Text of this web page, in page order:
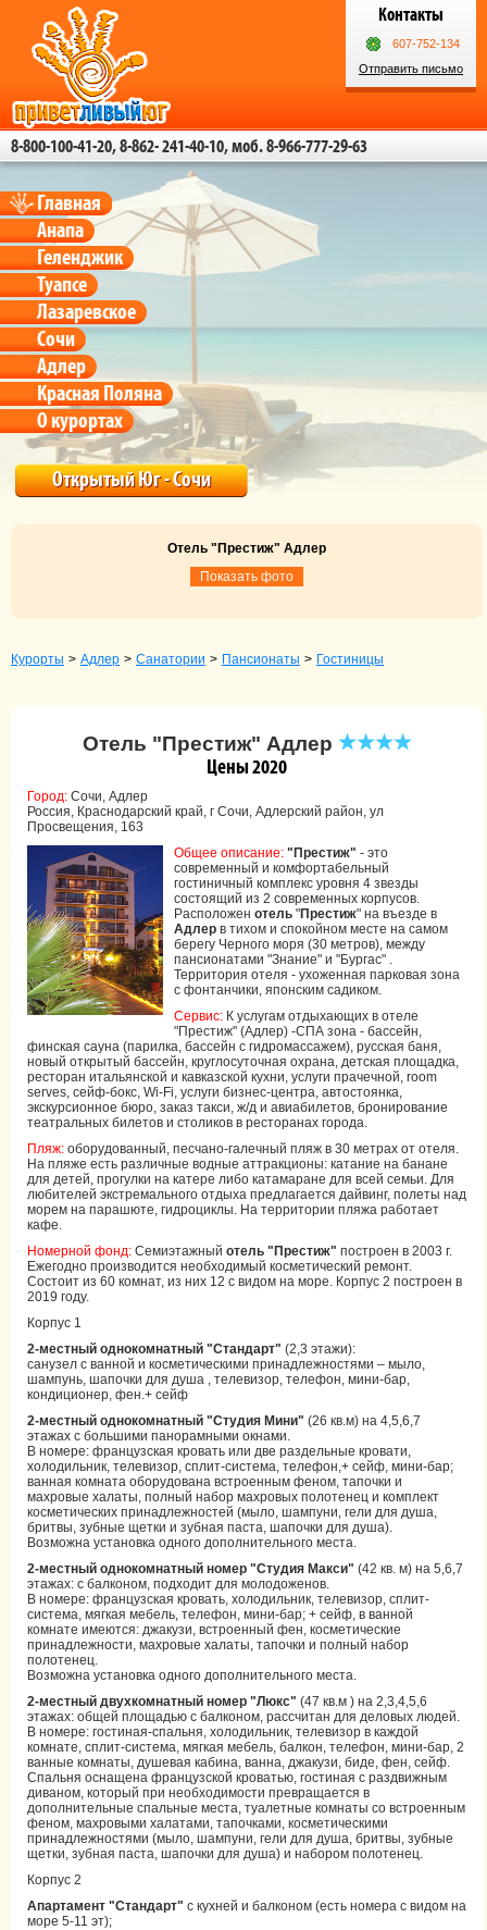
Контакты
607-752-134
Отправить письмо
8-800-100-41-20, 8-862- 241-40-10, моб. 8-966-777-29-63
Главная
Анапа
Геленджик
Туапсе
Лазаревское
Сочи
Адлер
Красная Поляна
О курортах
Открытый Юг - Сочи
Отель "Престиж" Адлер
Показать фото
Курорты > Адлер > Санатории > Пансионаты > Гостиницы
Отель "Престиж" Адлер
Цены 2020
Город: Сочи, Адлер
Россия, Краснодарский край, г Сочи, Адлерский район, ул
Просвещения, 163
Общее описание: "Престиж" - это
современный и комфортабельный
гостиничный комплекс уровня 4 звезды
состоящий из 2 современных корпусов.
Расположен отель "Престиж" на въезде в
Адлер в тихом и спокойном месте на самом
берегу Черного моря (30 метров), между
пансионатами "Знание" и "Бургас" .
Территория отеля - ухоженная парковая зона
с фонтанчики, японским садиком.
Сервис: К услугам отдыхающих в отеле
"Престиж" (Адлер) -СПА зона - бассейн,
финская сауна (парилка, бассейн с гидромассажем), русская баня,
новый открытый бассейн, круглосуточная охрана, детская площадка,
ресторан итальянской и кавказской кухни, услуги прачечной, room
serves, сейф-бокс, Wi-Fi, услуги бизнес-центра, автостоянка,
экскурсионное бюро, заказ такси, ж/д и авиабилетов, бронирование
театральных билетов и столиков в ресторанах города.
Пляж: оборудованный, песчано-галечный пляж в 30 метрах от отеля.
На пляже есть различные водные аттракционы: катание на банане
для детей, прогулки на катере либо катамаране для всей семьи. Для
любителей экстремального отдыха предлагается дайвинг, полеты над
морем на парашюте, гидроциклы. На территории пляжа работает
кафе.
Номерной фонд: Семиэтажный отель "Престиж" построен в 2003 г.
Ежегодно производится необходимый косметический ремонт.
Состоит из 60 комнат, из них 12 с видом на море. Корпус 2 построен в
2019 году.
Корпус 1
2-местный однокомнатный "Стандарт" (2,3 этажи):
санузел с ванной и косметическими принадлежностями – мыло,
шампунь, шапочки для душа , телевизор, телефон, мини-бар,
кондиционер, фен.+ сейф
2-местный однокомнатный "Студия Мини" (26 кв.м) на 4,5,6,7
этажах с большими панорамными окнами.
В номере: французская кровать или две раздельные кровати,
холодильник, телевизор, сплит-система, телефон,+ сейф, мини-бар;
ванная комната оборудована встроенным феном, тапочки и
махровые халаты, полный набор махровых полотенец и комплект
косметических принадлежностей (мыло, шампуни, гели для душа,
бритвы, зубные щетки и зубная паста, шапочки для душа).
Возможна установка одного дополнительного места.
2-местный однокомнатный номер "Студия Макси" (42 кв. м) на 5,6,7
этажах: с балконом, подходит для молодоженов.
В номере: французская кровать, холодильник, телевизор, сплит-
система, мягкая мебель, телефон, мини-бар; + сейф, в ванной
комнате имеются: джакузи, встроенный фен, косметические
принадлежности, махровые халаты, тапочки и полный набор
полотенец.
Возможна установка одного дополнительного места.
2-местный двухкомнатный номер "Люкс" (47 кв.м ) на 2,3,4,5,6
этажах: общей площадью с балконом, рассчитан для деловых людей.
В номере: гостиная-спальня, холодильник, телевизор в каждой
комнате, сплит-система, мягкая мебель, балкон, телефон, мини-бар, 2
ванные комнаты, душевая кабина, ванна, джакузи, биде, фен, сейф.
Спальня оснащена французской кроватью, гостиная с раздвижным
диваном, который при необходимости превращается в
дополнительные спальные места, туалетные комнаты со встроенным
феном, махровыми халатами, тапочками, косметическими
принадлежностями (мыло, шампуни, гели для душа, бритвы, зубные
щетки, зубная паста, шапочки для душа) и набором полотенец.
Корпус 2
Апартамент "Стандарт" с кухней и балконом (есть номера с видом на
море 5-11 эт);